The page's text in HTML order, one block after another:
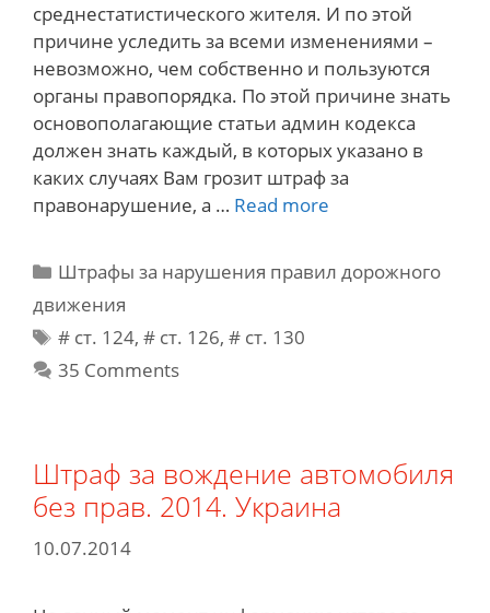
среднестатистического жителя. И по этой
причине уследить за всеми изменениями –
невозможно, чем собственно и пользуются
органы правопорядка. По этой причине знать
основополагающие статьи админ кодекса
должен знать каждый, в которых указано в
каких случаях Вам грозит штраф за
правонарушение, а … Read more
могут
Categories
Штрафы за нарушения правил дорожного
движения
Tags
# cт. 124,# cт. 126,# ст. 130
35 Comments
Штраф за вождение автомобиля
без прав. 2014. Украина
10.07.2014